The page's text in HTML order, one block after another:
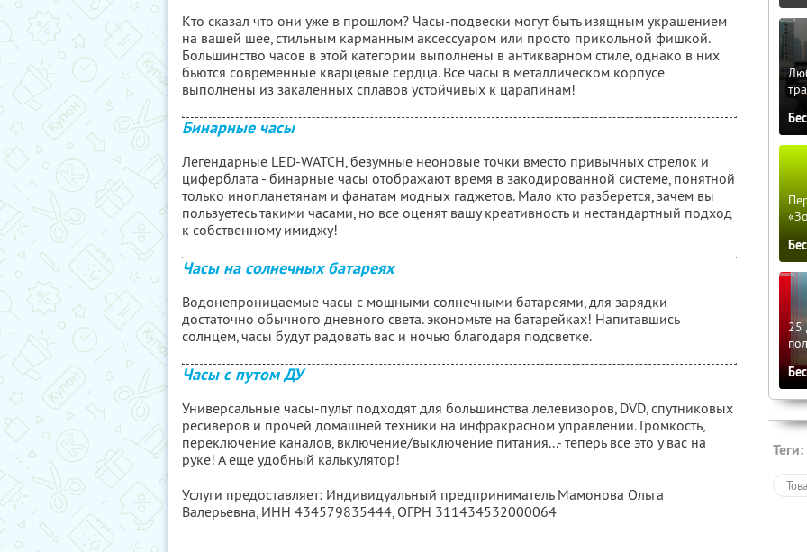
Кто сказал что они уже в прошлом? Часы-подвески могут быть изящным украшением
на вашей шее, стильным карманным аксессуаром или просто прикольной фишкой.
Большинство часов в этой категории выполнены в антикварном стиле, однако в них
бьются современные кварцевые сердца. Все часы в металлическом корпусе
выполнены из закаленных сплавов устойчивых к царапинам!
Бинарные часы
Легендарные LED-WATCH, безумные неоновые точки вместо привычных стрелок и
циферблата - бинарные часы отображают время в закодированной системе, понятной
только инопланетянам и фанатам модных гаджетов. Мало кто разберется, зачем вы
пользуетесь такими часами, но все оценят вашу креативность и нестандартный подход
к собственному имиджу!
Часы на солнечных батареях
Водонепроницаемые часы с мощными солнечными батареями, для зарядки
достаточно обычного дневного света. экономьте на батарейках! Напитавшись
солнцем, часы будут радовать вас и ночью благодаря подсветке.
Часы с путом ДУ
Универсальные часы-пульт подходят для большинства лелевизоров, DVD, спутниковых
ресиверов и прочей домашней техники на инфракрасном управлении. Громкость,
переключение каналов, включение/выключение питания...- теперь все это у вас на
руке! А еще удобный калькулятор!
Услуги предоставляет: Индивидуальный предприниматель Мамонова Ольга
Валерьевна, ИНН 434579835444, ОГРН 311434532000064
25
Теги: